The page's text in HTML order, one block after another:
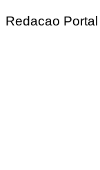
Redacao